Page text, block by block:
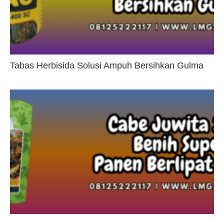
Tabas Herbisida Solusi Ampuh Bersihkan Gulma